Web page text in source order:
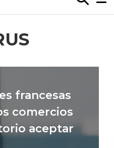
francesas
comercios
aceptar